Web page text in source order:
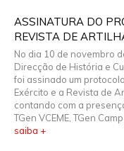
ASSINATURA DO
REVISTA DE
No dia 10 de novembro
Direcção de História e
foi assinado um
Exército e a Revista de
contando com a
TGen VCEME, TGen
saiba +